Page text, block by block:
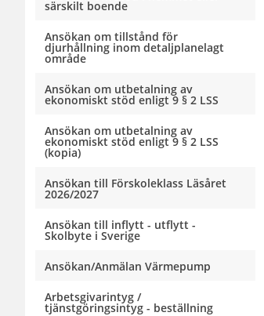
särskilt boende
Ansökan om tillstånd för
djurhållning inom detaljplanelagt
område
Ansökan om utbetalning av
ekonomiskt stöd enligt 9 § 2 LSS
Ansökan om utbetalning av
ekonomiskt stöd enligt 9 § 2 LSS
(kopia)
Ansökan till Förskoleklass Läsåret
2026/2027
Ansökan till inflytt - utflytt -
Skolbyte i Sverige
Ansökan/Anmälan Värmepump
Arbetsgivarintyg /
tjänstgöringsintyg - beställning